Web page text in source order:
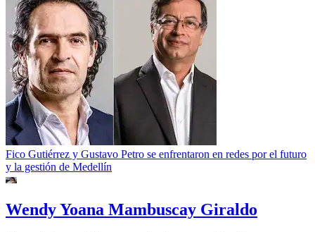
Fico Gutiérrez y Gustavo Petro se enfrentaron en redes por el futuro
y la gestión de Medellín
Wendy Yoana Mambuscay Giraldo